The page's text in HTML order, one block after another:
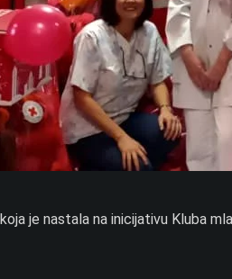
je nastala na inicijativu Kluba